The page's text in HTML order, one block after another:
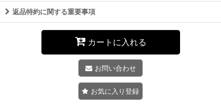
返品特約に関する重要事項
カートに入れる
お問い合わせ
お気に入り登録